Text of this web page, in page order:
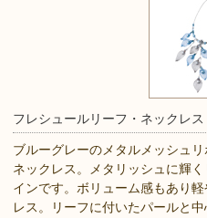
フレシュールリーフ・ネックレス
ブルーグレーのメタルメッシュ
ネックレス。メタリッシュに輝
インです。ボリューム感もあり
レス。リーフに付いたパールと